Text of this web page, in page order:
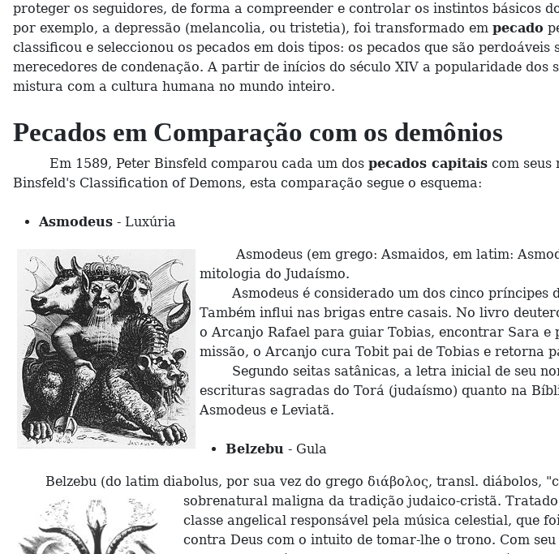
proteger os seguidores, de forma a compreender e controlar os instintos básicos
por exemplo, a depressão (melancolia, ou tristetia), foi transformado em pecado
classificou e seleccionou os pecados em dois tipos: os pecados que são
merecedores de condenação. A partir de inícios do século XIV a popularidade dos
mistura com a cultura humana no mundo inteiro.
Pecados em Comparação com os demônios
Em 1589, Peter Binsfeld comparou cada um dos pecados capitais com seus
Binsfeld's Classification of Demons, esta comparação segue o esquema:
Asmodeus - Luxúria
Asmodeus (em grego: Asmaidos, em latim:
mitologia do Judaísmo.
Asmodeus é considerado um dos cinco príncipes
Também influi nas brigas entre casais. No livro
o Arcanjo Rafael para guiar Tobias, encontrar Sara e
missão, o Arcanjo cura Tobit pai de Tobias e retorna
Segundo seitas satânicas, a letra inicial de seu
escrituras sagradas do Torá (judaísmo) quanto na
Asmodeus e Leviatã.
Belzebu - Gula
Belzebu (do latim diabolus, por sua vez do grego διάβολος, transl. diábolos,
sobrenatural maligna da tradição judaico-cristã.
classe angelical responsável pela música celestial, que
contra Deus com o intuito de tomar-lhe o trono. Com